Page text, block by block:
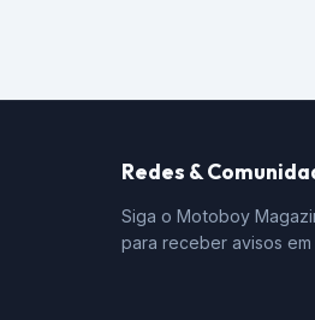
Redes &
Siga o Motoboy
para receber avisos